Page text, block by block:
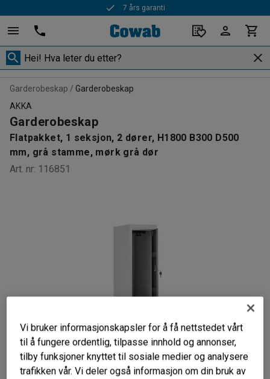
7 års garanti
Garderobeskap
Garderobeskap
AKKA
Garderobeskap
Flatpakket, 1 seksjon, 2 dører, H1800 B300 D500
mm, grå stamme, mørk grå dør
Art. nr: 116851
Vi bruker informasjonskapsler for å få nettstedet vårt
til å fungere ordentlig, tilpasse innhold og annonser,
tilby funksjoner knyttet til sosiale medier og analysere
trafikken vår. Vi deler også informasjon om din bruk av